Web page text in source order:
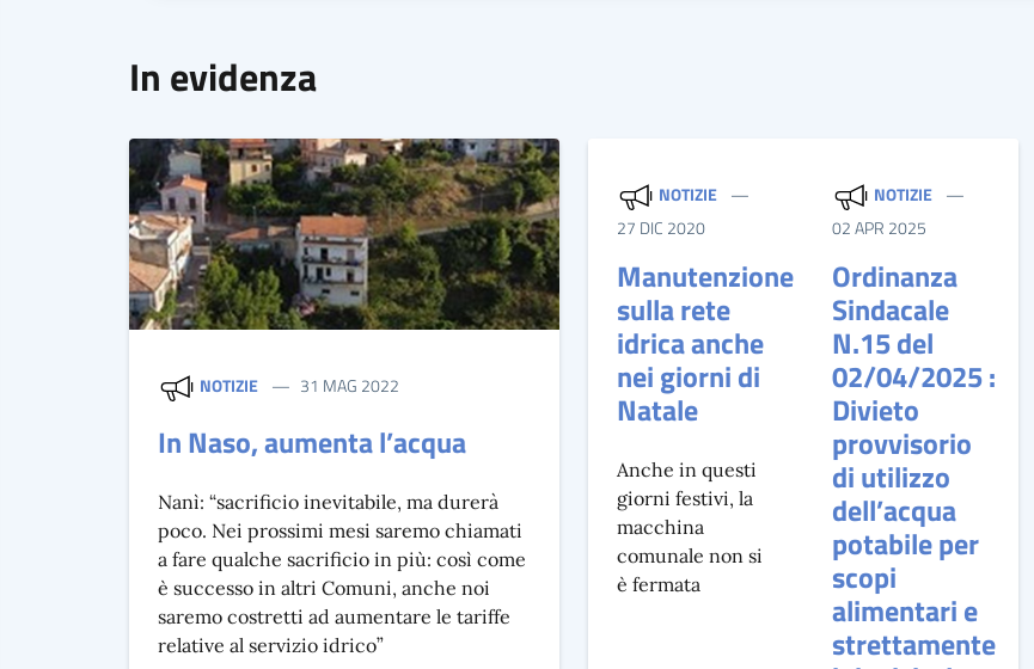
In evidenza
NOTIZIE 31 MAG 2022
In Naso, aumenta l’acqua
Nanì: “sacrificio inevitabile, ma durerà
poco. Nei prossimi mesi saremo chiamati
a fare qualche sacrificio in più: così come
è successo in altri Comuni, anche noi
saremo costretti ad aumentare le tariffe
relative al servizio idrico”
NOTIZIE
27 DIC 2020
Manutenzione
sulla rete
idrica anche
nei giorni di
Natale
Anche in questi
giorni festivi, la
macchina
comunale non si
è fermata
NOTIZIE
02 APR 2025
Ordinanza
Sindacale
N.15 del
02/04/2025 :
Divieto
provvisorio
di utilizzo
dell’acqua
potabile per
scopi
alimentari e
strettamente